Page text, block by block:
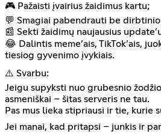
🎮 Pažaisti įvairius žaidimus kartu;
💬 Smagiai pabendrauti be
📰 Sekti žaidimų naujausius
😂 Dalintis meme’ais, TikTok’ais,
tiesiog gyvenimo įvykiais.
⚠️ Svarbu:
Jeigu supyksti nuo grubesnio
asmeniškai – šitas serveris ne tau.
Pas mus lieka stipriausi ir tie, kurie
Jei manai, kad pritapsi – junkis ir